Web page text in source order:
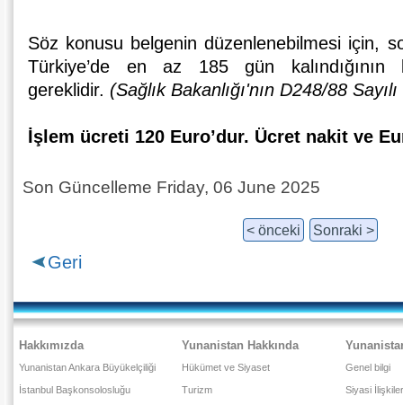
Söz konusu belgenin düzenlenebilmesi için,
Türkiye’de en az 185 gün kalındığının
gereklidir. (Sağlık Bakanlığı'nın D248/88
İşlem ücreti 120 Euro’dur. Ücret nakit ve
Son Güncelleme Friday, 06 June 2025
< önceki Sonraki >
Geri
Hakkımızda
Yunanistan Ankara Büyükelçiliği
İstanbul Başkonsolosluğu
Yunanistan Hakkında
Hükümet ve Siyaset
Turizm
Genel bilgi
Siyasi İlişkiler